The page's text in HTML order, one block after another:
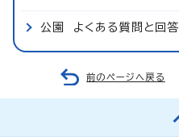
公園 よくある質問と回答
前のページへ戻る